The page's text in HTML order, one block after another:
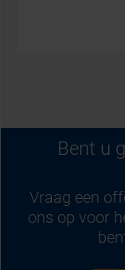
Bent u
Vraag een
ons op voor